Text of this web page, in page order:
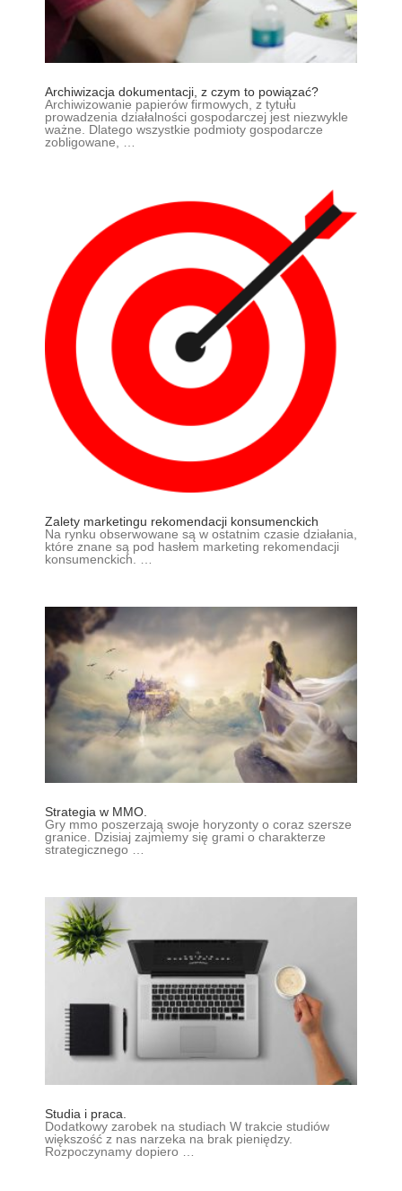
Archiwizacja dokumentacji, z czym to powiązać?
Archiwizowanie papierów firmowych, z tytułu
prowadzenia działalności gospodarczej jest niezwykle
ważne. Dlatego wszystkie podmioty gospodarcze
zobligowane, …
Zalety marketingu rekomendacji konsumenckich
Na rynku obserwowane są w ostatnim czasie działania,
które znane są pod hasłem marketing rekomendacji
konsumenckich. …
Strategia w MMO.
Gry mmo poszerzają swoje horyzonty o coraz szersze
granice. Dzisiaj zajmiemy się grami o charakterze
strategicznego …
Studia i praca.
Dodatkowy zarobek na studiach W trakcie studiów
większość z nas narzeka na brak pieniędzy.
Rozpoczynamy dopiero …